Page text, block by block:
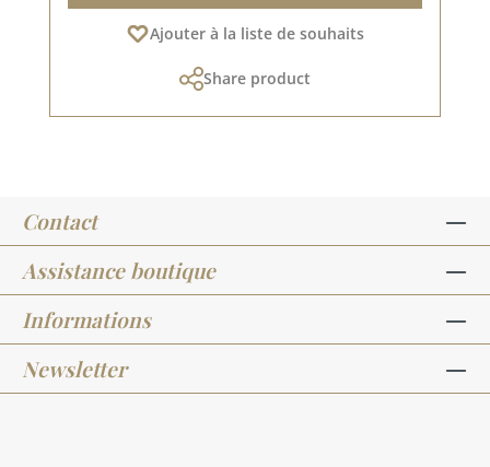
Ajouter à la liste de souhaits
Share product
Contact
Assistance boutique
Informations
Newsletter